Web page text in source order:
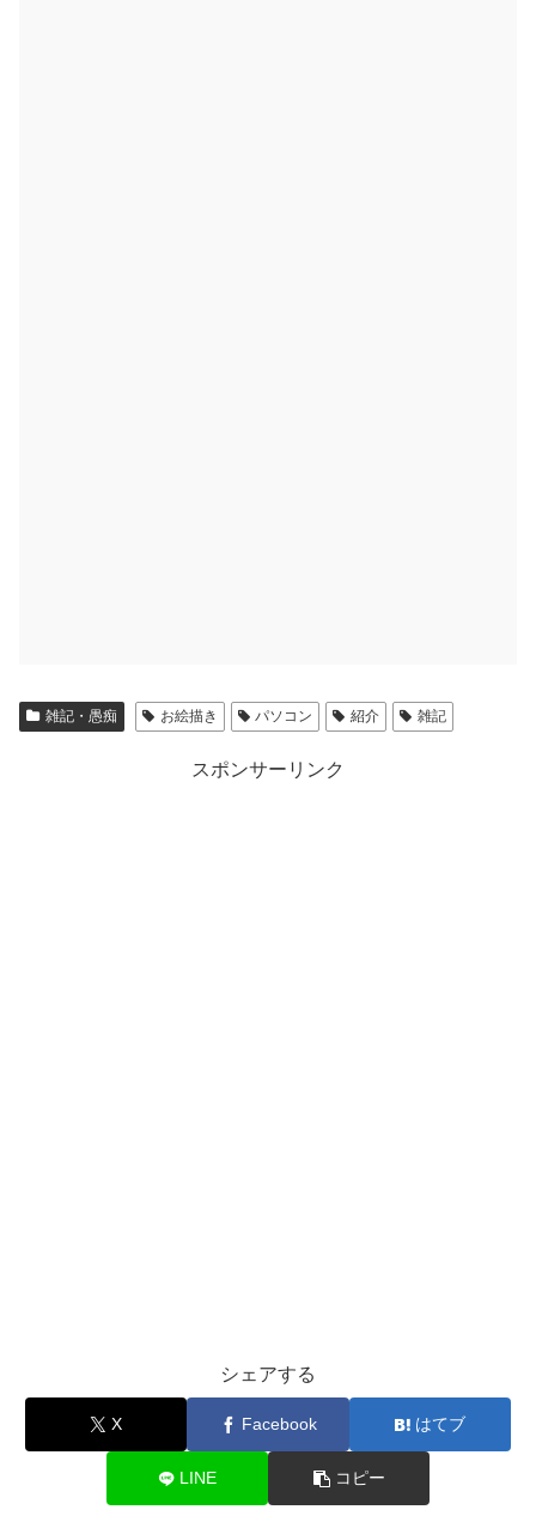
雑記・愚痴 お絵描き パソコン 紹介 雑記
スポンサーリンク
シェアする
X Facebook はてブ
LINE コピー